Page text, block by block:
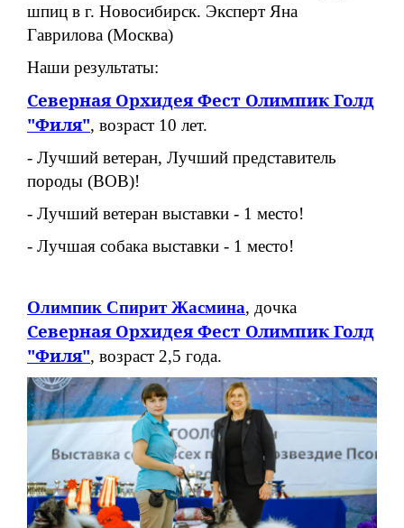
шпиц в г. Новосибирск. Эксперт Яна
Гаврилова (Москва)
Наши результаты:
Северная Орхидея Фест Олимпик Голд
"Филя", возраст 10 лет.
- Лучший ветеран, Лучший представитель
породы (ВОВ)!
- Лучший ветеран выставки - 1 место!
- Лучшая собака выставки - 1 место!
Олимпик Спирит Жасмина, дочка
Северная Орхидея Фест Олимпик Голд
"Филя", возраст 2,5 года.